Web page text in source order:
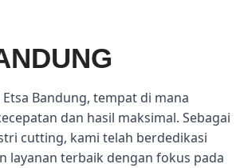
Bandung, tempat di mana
dan hasil maksimal. Sebagai
cutting, kami telah berdedikasi
layanan terbaik dengan fokus pada